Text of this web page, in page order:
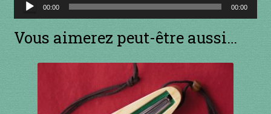
Newsletter
Panier
audio
00:00 00:00
Vous aimerez peut-être aussi…